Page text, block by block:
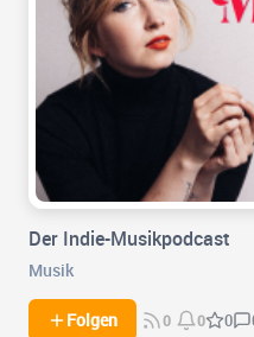
Der Indie-Musikpodcast
Musik
Folgen 0 0 0